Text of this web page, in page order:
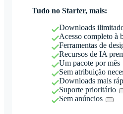
Tudo no Starter, mais:
Downloads
Acesso completo à
Ferramentas de
Recursos de IA
Um pacote por mês
Sem atribuição
Downloads mais
Suporte prioritário
Sem anúncios